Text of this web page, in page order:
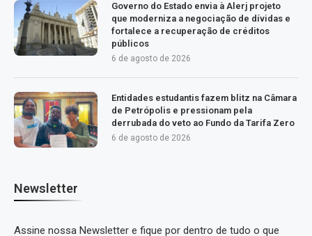
Governo do Estado envia à Alerj projeto
que moderniza a negociação de dívidas e
fortalece a recuperação de créditos
públicos
6 de agosto de 2026
Entidades estudantis fazem blitz na Câmara
de Petrópolis e pressionam pela
derrubada do veto ao Fundo da Tarifa Zero
6 de agosto de 2026
Newsletter
Assine nossa Newsletter e fique por dentro de tudo o que